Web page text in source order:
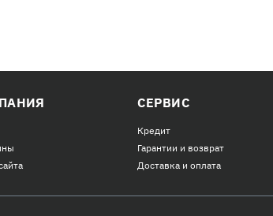
СЕРВИС
Кредит
Гарантии и возврат
Доставка и оплата